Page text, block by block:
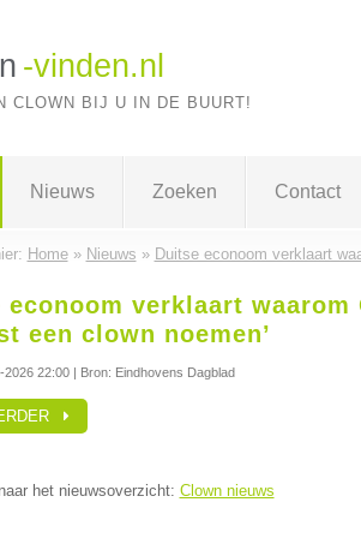
-vinden.nl
CLOWN BIJ U IN DE BUURT!
Nieuws Zoeken Contact
Home» Nieuws » Duitse econoom verklaart
econoom verklaart waarom
een clown noemen’
2026 22:00| Bron: Eindhovens Dagblad
het nieuwsoverzicht: Clown nieuws